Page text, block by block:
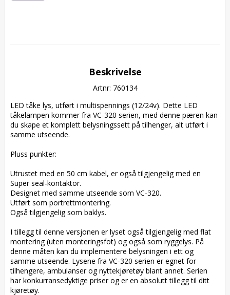
Beskrivelse
Artnr: 760134
LED tåke lys, utført i multispennings (12/24v). Dette LED
tåkelampen kommer fra VC-320 serien, med denne pæren kan
du skape et komplett belysningssett på tilhenger, alt utført i
samme utseende.
Pluss punkter:
Utrustet med en 50 cm kabel, er også tilgjengelig med en
Super seal-kontaktor.
Designet med samme utseende som VC-320.
Utført som portrettmontering.
Også tilgjengelig som baklys.
I tillegg til denne versjonen er lyset også tilgjengelig med flat
montering (uten monteringsfot) og også som ryggelys. På
denne måten kan du implementere belysningen i ett og
samme utseende. Lysene fra VC-320 serien er egnet for
tilhengere, ambulanser og nyttekjøretøy blant annet. Serien
har konkurransedyktige priser og er en absolutt tillegg til ditt
kjøretøy.